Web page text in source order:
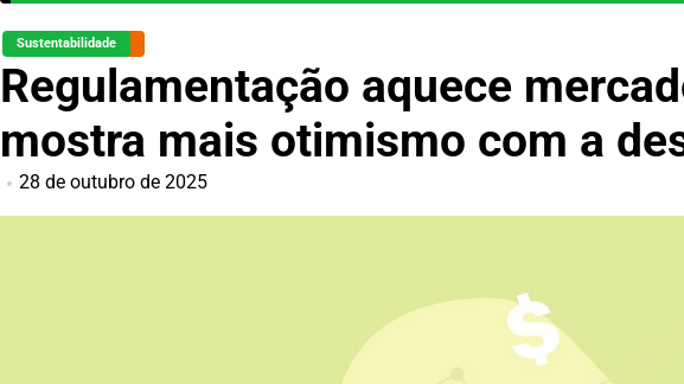
Sustentabilidade
Regulamentação aquece
mostra mais otimismo com a
28 de outubro de 2025